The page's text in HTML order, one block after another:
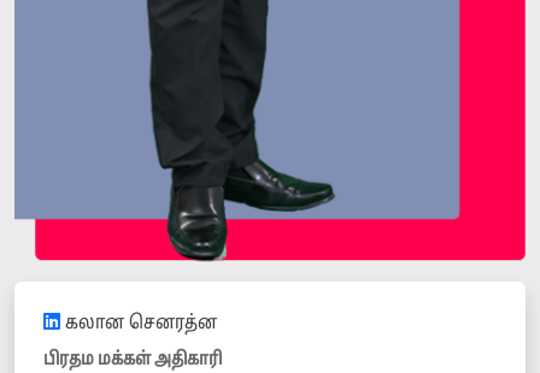
கலான செனரத்ன
பிரதம மக்கள் அதிகாரி